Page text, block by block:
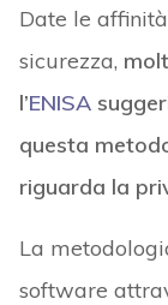
Date le
sicurezza,
l’ENISA
questa
riguarda la
La
software